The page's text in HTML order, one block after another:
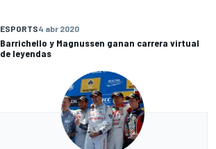
ESPORTS4 abr 2020
Barrichello y Magnussen ganan carrera virtual
de leyendas